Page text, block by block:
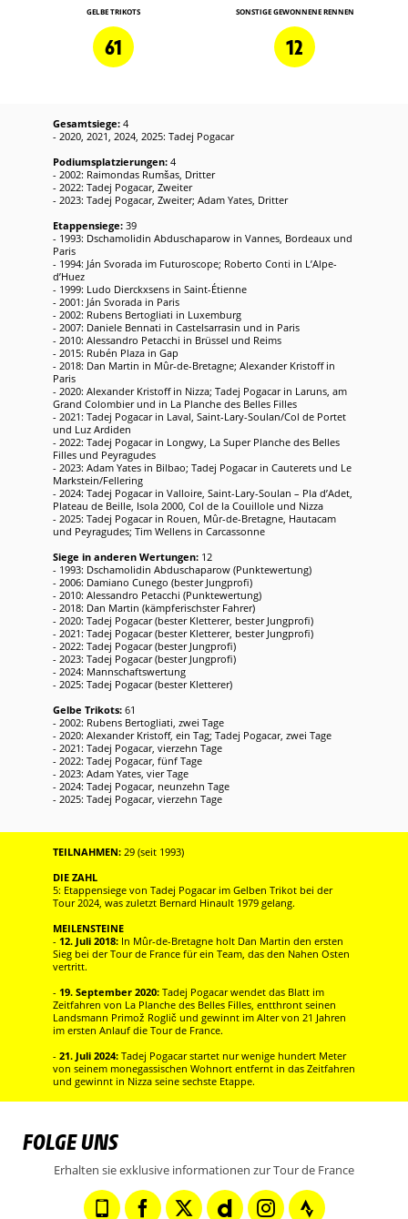
GELBE TRIKOTS
61
SONSTIGE GEWONNENE RENNEN
12
Gesamtsiege: 4
- 2020, 2021, 2024, 2025: Tadej Pogacar
Podiumsplatzierungen: 4
- 2002: Raimondas Rumšas, Dritter
- 2022: Tadej Pogacar, Zweiter
- 2023: Tadej Pogacar, Zweiter; Adam Yates, Dritter
Etappensiege: 39
- 1993: Dschamolidin Abduschaparow in Vannes, Bordeaux und
Paris
- 1994: Ján Svorada im Futuroscope; Roberto Conti in L’Alpe-
d’Huez
- 1999: Ludo Dierckxsens in Saint-Étienne
- 2001: Ján Svorada in Paris
- 2002: Rubens Bertogliati in Luxemburg
- 2007: Daniele Bennati in Castelsarrasin und in Paris
- 2010: Alessandro Petacchi in Brüssel und Reims
- 2015: Rubén Plaza in Gap
- 2018: Dan Martin in Mûr-de-Bretagne; Alexander Kristoff in
Paris
- 2020: Alexander Kristoff in Nizza; Tadej Pogacar in Laruns, am
Grand Colombier und in La Planche des Belles Filles
- 2021: Tadej Pogacar in Laval, Saint-Lary-Soulan/Col de Portet
und Luz Ardiden
- 2022: Tadej Pogacar in Longwy, La Super Planche des Belles
Filles und Peyragudes
- 2023: Adam Yates in Bilbao; Tadej Pogacar in Cauterets und Le
Markstein/Fellering
- 2024: Tadej Pogacar in Valloire, Saint-Lary-Soulan – Pla d’Adet,
Plateau de Beille, Isola 2000, Col de la Couillole und Nizza
- 2025: Tadej Pogacar in Rouen, Mûr-de-Bretagne, Hautacam
und Peyragudes; Tim Wellens in Carcassonne
Siege in anderen Wertungen: 12
- 1993: Dschamolidin Abduschaparow (Punktewertung)
- 2006: Damiano Cunego (bester Jungprofi)
- 2010: Alessandro Petacchi (Punktewertung)
- 2018: Dan Martin (kämpferischster Fahrer)
- 2020: Tadej Pogacar (bester Kletterer, bester Jungprofi)
- 2021: Tadej Pogacar (bester Kletterer, bester Jungprofi)
- 2022: Tadej Pogacar (bester Jungprofi)
- 2023: Tadej Pogacar (bester Jungprofi)
- 2024: Mannschaftswertung
- 2025: Tadej Pogacar (bester Kletterer)
Gelbe Trikots: 61
- 2002: Rubens Bertogliati, zwei Tage
- 2020: Alexander Kristoff, ein Tag; Tadej Pogacar, zwei Tage
- 2021: Tadej Pogacar, vierzehn Tage
- 2022: Tadej Pogacar, fünf Tage
- 2023: Adam Yates, vier Tage
- 2024: Tadej Pogacar, neunzehn Tage
- 2025: Tadej Pogacar, vierzehn Tage
TEILNAHMEN: 29 (seit 1993)
DIE ZAHL
5: Etappensiege von Tadej Pogacar im Gelben Trikot bei der
Tour 2024, was zuletzt Bernard Hinault 1979 gelang.
MEILENSTEINE
- 12. Juli 2018: In Mûr-de-Bretagne holt Dan Martin den ersten
Sieg bei der Tour de France für ein Team, das den Nahen Osten
vertritt.
- 19. September 2020: Tadej Pogacar wendet das Blatt im
Zeitfahren von La Planche des Belles Filles, entthront seinen
Landsmann Primož Roglič und gewinnt im Alter von 21 Jahren
im ersten Anlauf die Tour de France.
- 21. Juli 2024: Tadej Pogacar startet nur wenige hundert Meter
von seinem monegassischen Wohnort entfernt in das Zeitfahren
und gewinnt in Nizza seine sechste Etappe.
FOLGE UNS
Erhalten sie exklusive informationen zur Tour de France